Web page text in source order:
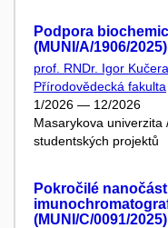
Podpora
(MUNI/A/1906/2025)
prof. RNDr. Igor
Přírodovědecká fakulta
1/2026 — 12/2026
Masarykova univerzita
studentských projektů
Pokročilé
(MUNI/C/0091/2025)